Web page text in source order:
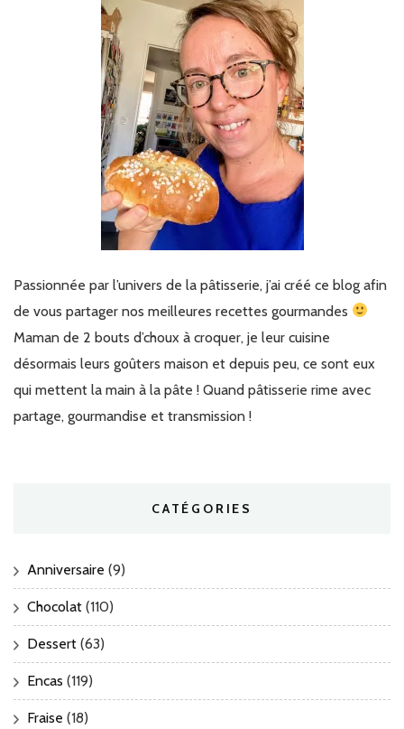
Passionnée par l’univers de la pâtisserie, j’ai créé ce blog afin
de vous partager nos meilleures recettes gourmandes
Maman de 2 bouts d’choux à croquer, je leur cuisine
désormais leurs goûters maison et depuis peu, ce sont eux
qui mettent la main à la pâte ! Quand pâtisserie rime avec
partage, gourmandise et transmission !
CATÉGORIES
Anniversaire (9)
Chocolat (110)
Dessert (63)
Encas (119)
Fraise (18)